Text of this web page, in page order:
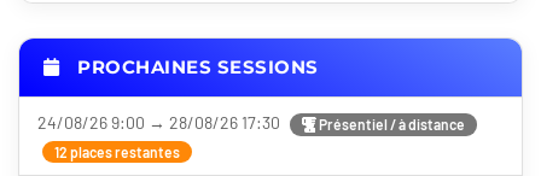
PROCHAINES SESSIONS
24/08/26 9:00 → 28/08/26 17:30
Présentiel / à distance
12 places restantes